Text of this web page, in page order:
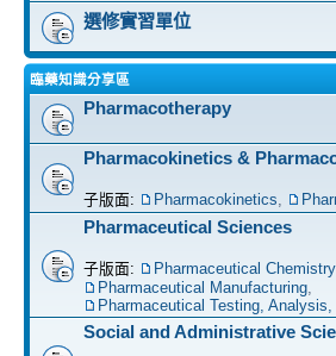
選修實習單位
臨藥知識分享區
Pharmacotherapy
Pharmacokinetics &
子版面: Pharmacokinetics,
Pharmaceutical Sciences
子版面: Pharmaceutical Chemistry
Pharmaceutical Manufacturing,
Pharmaceutical Testing, Analysis,
Social and Administrative